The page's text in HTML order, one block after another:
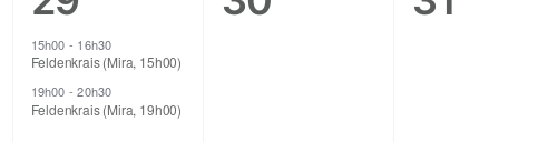
évènements,
15h00 - 16h30
Feldenkrais (Mira, 15h00)
19h00 -20h30
Feldenkrais (Mira, 19h00)